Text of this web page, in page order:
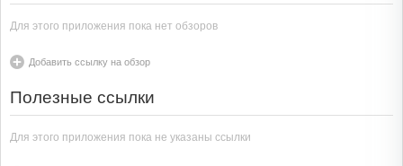
Для этого приложения пока нет обзоров
Добавить ссылку на обзор
Полезные ссылки
Для этого приложения пока не указаны ссылки